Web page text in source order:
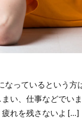
っているという方
い、仕事などでい
疲れを残さないよ […]